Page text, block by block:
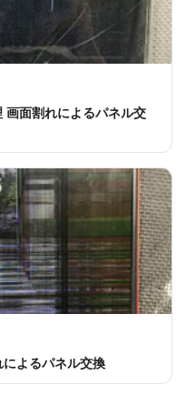
面割れによるパネル交
よるパネル交換